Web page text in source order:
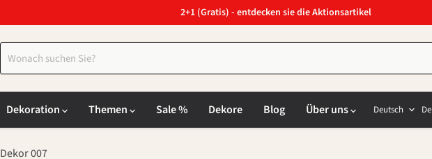
2+1 (Gratis) - entdecken sie die Aktionsartikel
Dekoration Themen Sale % Dekore Blog Über uns Deutsch
Dekor 007